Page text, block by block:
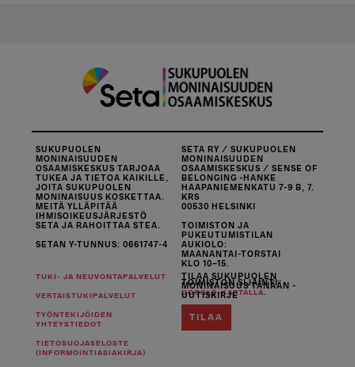
SUKUPUOLEN
MONINAISUUDEN
OSAAMISKESKUS TARJOAA
TUKEA JA TIETOA KAIKILLE,
JOITA SUKUPUOLEN
MONINAISUUS KOSKETTAA.
MEITÄ YLLÄPITÄÄ
IHMISOIKEUSJÄRJESTÖ
SETA JA RAHOITTAA STEA.
SETAN Y-TUNNUS: 0661747-4
SETA RY / SUKUPUOLEN
MONINAISUUDEN
OSAAMISKESKUS / SENSE OF
BELONGING -HANKE
HAAPANIEMENKATU 7-9 B, 7.
KRS
00530 HELSINKI
TOIMISTON JA
PUKEUTUMISTILAN
AUKIOLO:
MAANANTAI-TORSTAI
KLO 10–15.
TOIMISTON SIJAINTI
GOOGLE-KARTALLA
TUKI- JA NEUVONTAPALVELUT
VERTAISTUKIPALVELUT
TYÖNTEKIJÖIDEN
YHTEYSTIEDOT
TIETOSUOJASELOSTE
(INFORMOINTIASIAKIRJA)
TILAA SUKUPUOLEN
MONINAISUUS TÄNÄÄN -
UUTISKIRJE
TILAA